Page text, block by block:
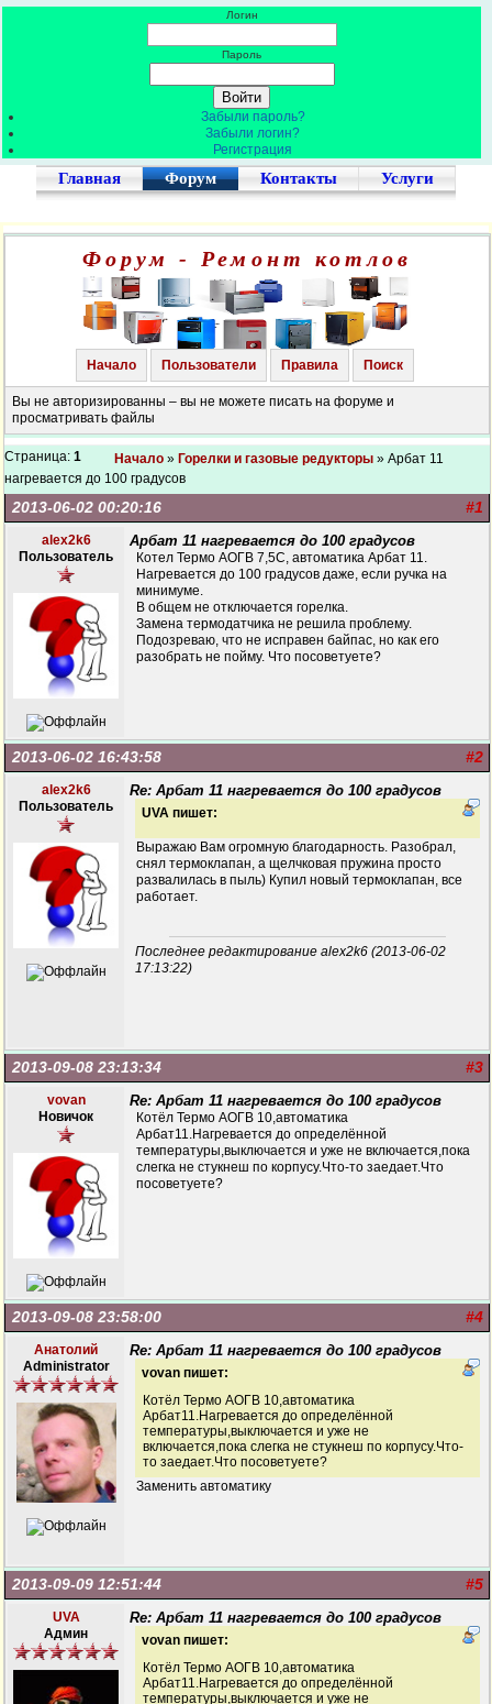
Логин
Пароль
Забыли пароль?
Забыли логин?
Регистрация
Главная Форум Контакты Услуги
Форум - Ремонт котлов
Начало Пользователи Правила Поиск
Вы не авторизированны – вы не можете писать на форуме и
просматривать файлы
Страница: 1 Начало » Горелки и газовые редукторы » Арбат 11
нагревается до 100 градусов
#1
2013-06-02 00:20:16
alex2k6
Пользователь
Арбат 11 нагревается до 100 градусов
Котел Термо АОГВ 7,5С, автоматика Арбат 11.
Нагревается до 100 градусов даже, если ручка на
минимуме.
В общем не отключается горелка.
Замена термодатчика не решила проблему.
Подозреваю, что не исправен байпас, но как его
разобрать не пойму. Что посоветуете?
#2
2013-06-02 16:43:58
alex2k6
Пользователь
Re: Арбат 11 нагревается до 100 градусов
UVA пишет:
Выражаю Вам огромную благодарность. Разобрал,
снял термоклапан, а щелчковая пружина просто
развалилась в пыль) Купил новый термоклапан, все
работает.
Последнее редактирование alex2k6 (2013-06-02
17:13:22)
#3
2013-09-08 23:13:34
vovan
Новичок
Re: Арбат 11 нагревается до 100 градусов
Котёл Термо АОГВ 10,автоматика
Арбат11.Нагревается до определённой
температуры,выключается и уже не включается,пока
слегка не стукнеш по корпусу.Что-то заедает.Что
посоветуете?
#4
2013-09-08 23:58:00
Анатолий
Administrator
Re: Арбат 11 нагревается до 100 градусов
vovan пишет:
Котёл Термо АОГВ 10,автоматика
Арбат11.Нагревается до определённой
температуры,выключается и уже не
включается,пока слегка не стукнеш по корпусу.Что-
то заедает.Что посоветуете?
Заменить автоматику
#5
2013-09-09 12:51:44
UVA
Админ
Re: Арбат 11 нагревается до 100 градусов
vovan пишет:
Котёл Термо АОГВ 10,автоматика
Арбат11.Нагревается до определённой
температуры,выключается и уже не